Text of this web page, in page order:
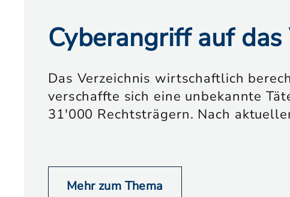
Cyberangriff auf
Das Verzeichnis wirtschaftlich
verschaffte sich eine unbekannte
31'000 Rechtsträgern. Nach
Mehr zum Thema